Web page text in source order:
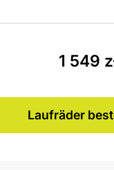
1 549
Laufräder